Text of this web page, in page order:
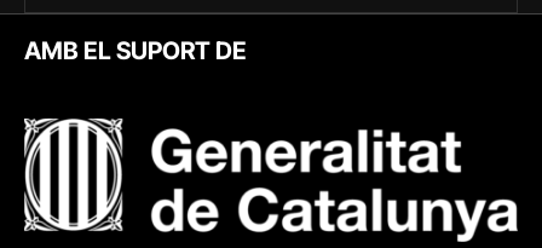
AMB EL SUPORT DE